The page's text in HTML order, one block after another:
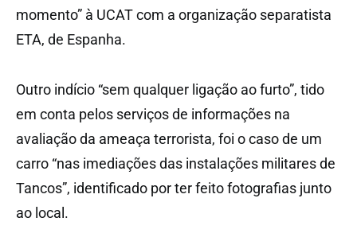
momento” à UCAT com a organização separatista
ETA, de Espanha.
Outro indício “sem qualquer ligação ao furto”, tido
em conta pelos serviços de informações na
avaliação da ameaça terrorista, foi o caso de um
carro “nas imediações das instalações militares de
Tancos”, identificado por ter feito fotografias junto
ao local.